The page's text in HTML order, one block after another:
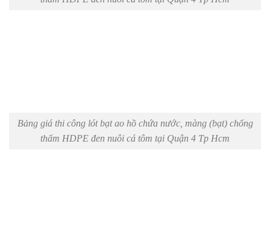
Bảng giá thi công lót bạt ao hồ chứa nước, màng (bạt) chống
thấm HDPE đen nuôi cá tôm tại Quận 4 Tp Hcm